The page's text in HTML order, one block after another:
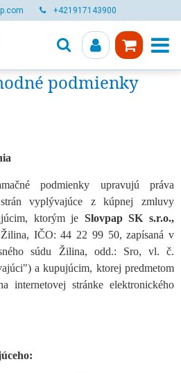
+421917143900
podmienky
podmienky upravujú práva
vyplývajúce z kúpnej zmluvy
ktorým je Slovpap SK s.r.o.,
IČO: 44 22 99 50, zapísaná v
súdu Žilina, odd.: Sro, vl. č.
a kupujúcim, ktorej predmetom
internetovej stránke elektronického